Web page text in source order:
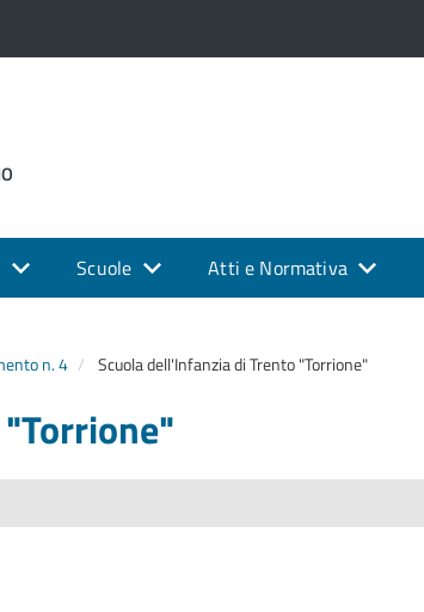
Scuole Atti e Normativa
n. 4 Scuola dell'Infanzia di Trento "Torrione"